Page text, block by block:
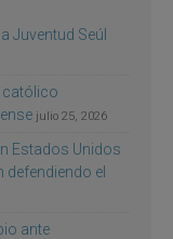
Juventud Seúl
católico
julio 25, 2026
Estados Unidos
defendiendo el
ante